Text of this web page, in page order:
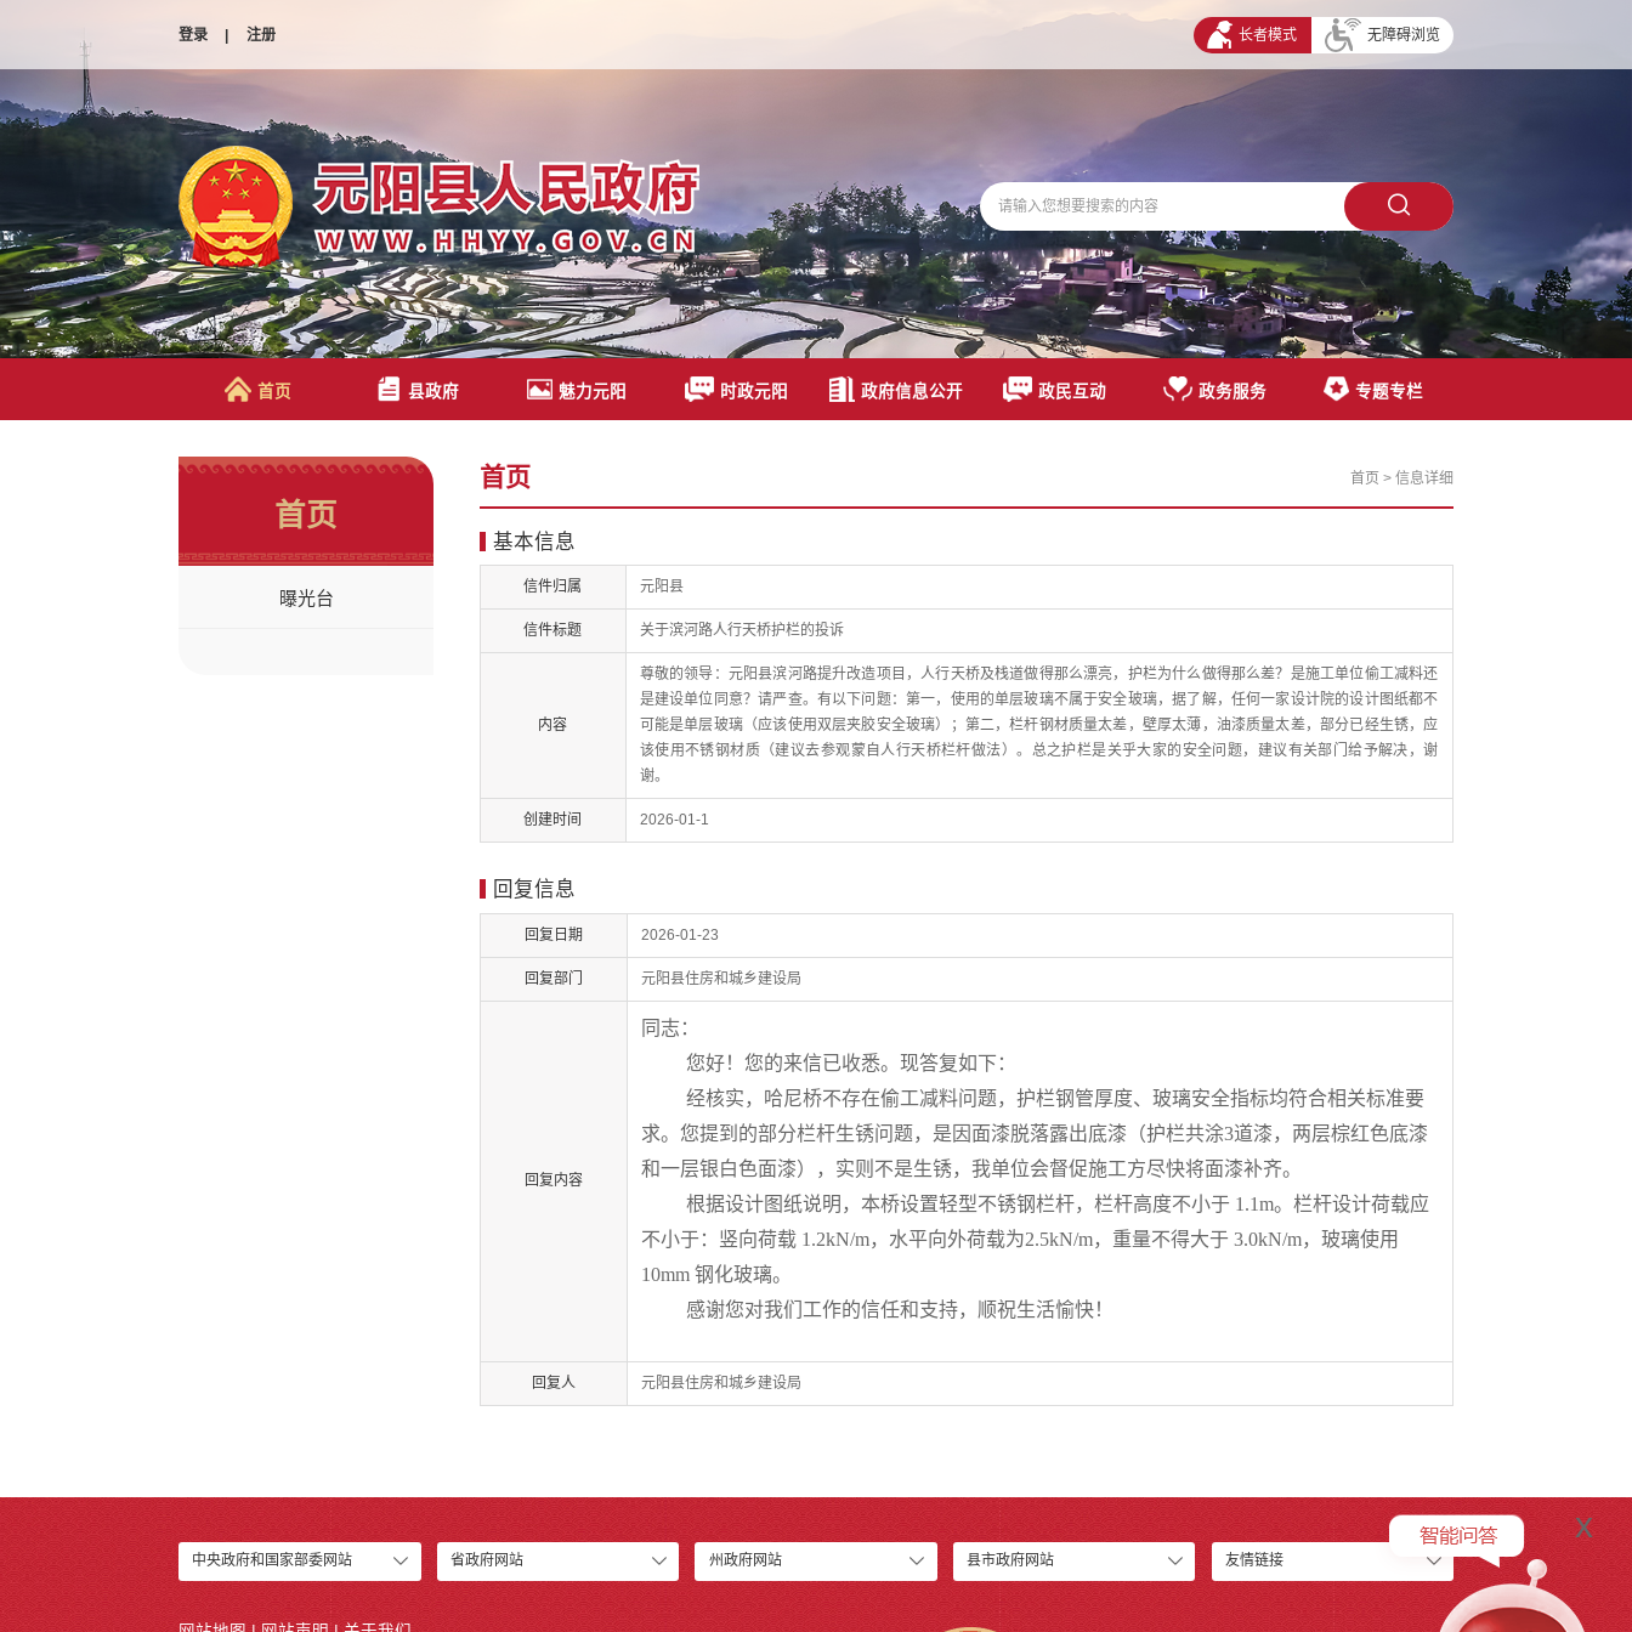
登录 | 注册 长者模式 无障碍浏览
首页 县政府 魅力元阳 时政元阳 政府信息公开 政民互动 政务服务 专题专栏
首页
曝光台
首页 首页 > 信息详细
基本信息
信件归属 元阳县
信件标题 关于滨河路人行天桥护栏的投诉
内容
尊敬的领导：元阳县滨河路提升改造项目，人行天桥及栈道做得那么漂亮，护栏为什么做得那么差？是施工单位偷工减料还
是建设单位同意？请严查。有以下问题：第一，使用的单层玻璃不属于安全玻璃，据了解，任何一家设计院的设计图纸都不
可能是单层玻璃（应该使用双层夹胶安全玻璃）；第二，栏杆钢材质量太差，壁厚太薄，油漆质量太差，部分已经生锈，应
该使用不锈钢材质（建议去参观蒙自人行天桥栏杆做法）。总之护栏是关乎大家的安全问题，建议有关部门给予解决，谢
谢。
创建时间 2026-01-1
回复信息
回复日期 2026-01-23
回复部门 元阳县住房和城乡建设局
回复内容
同志：
您好！您的来信已收悉。现答复如下：
经核实，
哈尼桥不存在偷工减料问题，护栏钢管厚度、 玻璃安全指标均符合相关标准要
求。您提到 的部分栏杆生锈问题 ，是因面漆脱落露出底漆 （护栏共涂3道漆 ， 两层棕红色底漆
和一层银白色面漆） ，实则不是生锈， 我单位会督促施工方尽快将面漆补齐。
根据设计图纸说明，本桥设置轻型不锈钢栏杆，栏杆高度不小于 1.1m。栏杆设计荷载应
不小于：竖向荷载 1.2kN/m， 水平向外荷载为2.5kN/m， 重量不得大于 3.0kN/m， 玻璃使用
10mm 钢化玻璃。
感谢您对我们工作的信任和支持，顺祝生活愉快！
回复人 元阳县住房和城乡建设局
中央政府和国家部委网站 省政府网站 州政府网站 县市政府网站 友情链接
x